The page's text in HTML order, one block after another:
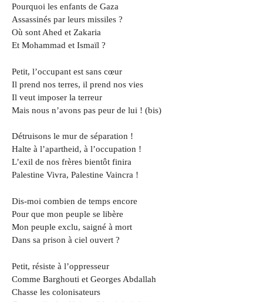
Pourquoi les enfants de Gaza
Assassinés par leurs missiles ?
Où sont Ahed et Zakaria
Et Mohammad et Ismaïl ?
Petit, l’occupant est sans cœur
Il prend nos terres, il prend nos vies
Il veut imposer la terreur
Mais nous n’avons pas peur de lui ! (bis)
Détruisons le mur de séparation !
Halte à l’apartheid, à l’occupation !
L’exil de nos frères bientôt finira
Palestine Vivra, Palestine Vaincra !
Dis-moi combien de temps encore
Pour que mon peuple se libère
Mon peuple exclu, saigné à mort
Dans sa prison à ciel ouvert ?
Petit, résiste à l’oppresseur
Comme Barghouti et Georges Abdallah
Chasse les colonisateurs